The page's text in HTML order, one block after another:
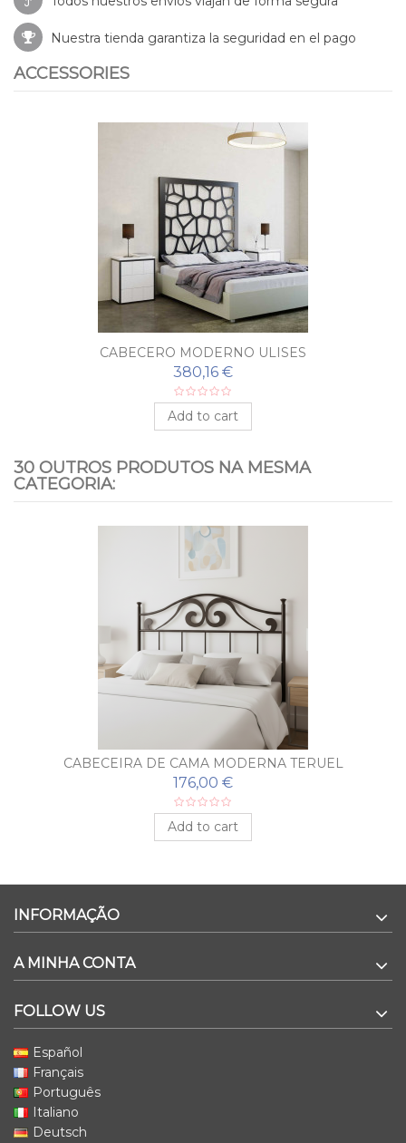
Nuestra tienda garantiza la seguridad en el pago
ACCESSORIES
CABECERO MODERNO ULISES
380,16 €
Add to cart
30 OUTROS PRODUTOS NA MESMA
CATEGORIA:
CABECEIRA DE CAMA MODERNA TERUEL
176,00 €
Add to cart
INFORMAÇÃO
A MINHA CONTA
FOLLOW US
Español
Français
Português
Italiano
Deutsch